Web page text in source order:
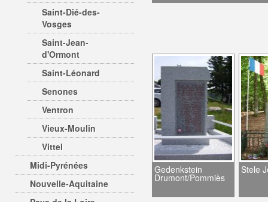
Saint-Dié-des-
Vosges
Saint-Jean-
d'Ormont
Saint-Léonard
Senones
Ventron
Vieux-Moulin
Vittel
Midi-Pyrénées
Nouvelle-Aquitaine
Gedenkstein
Drumont/Pommiès
Stele